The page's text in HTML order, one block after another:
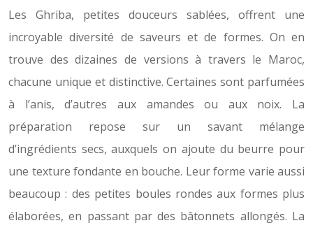
Les Ghriba, petites douceurs sablées, offrent une
incroyable diversité de saveurs et de formes. On en
trouve des dizaines de versions à travers le Maroc,
chacune unique et distinctive. Certaines sont parfumées
à l’anis, d’autres aux amandes ou aux noix. La
préparation repose sur un savant mélange
d’ingrédients secs, auxquels on ajoute du beurre pour
une texture fondante en bouche. Leur forme varie aussi
beaucoup : des petites boules rondes aux formes plus
élaborées, en passant par des bâtonnets allongés. La